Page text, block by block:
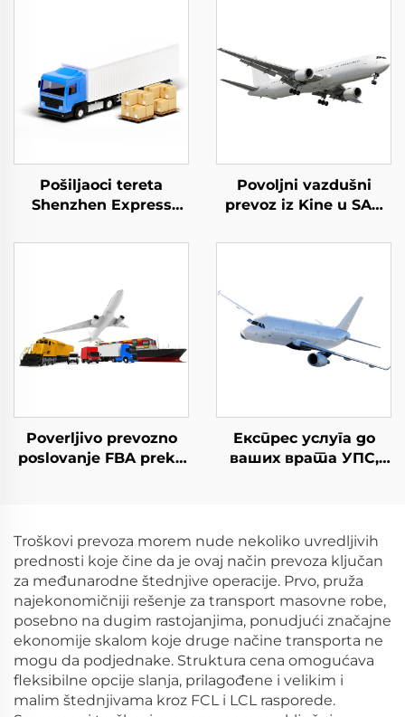
Pošiljaoci tereta
Shenzhen Express
Express Dhl Express
Povoljni vazdušni
prevoz iz Kine u SAD
vazdušni Express
Poverljivo prevozno
poslovanje FBA preko
Kanadu, brza carinska
čistnja
Експрес услуга до
ваших врата УПС,
Troškovi prevoza morem nude nekoliko uvredljivih
prednosti koje čine da je ovaj način prevoza ključan
za međunarodne štednjive operacije. Prvo, pruža
najekonomičniji rešenje za transport masovne robe,
posebno na dugim rastojanjima, ponudjući značajne
ekonomije skalom koje druge načine transporta ne
mogu da podjednake. Struktura cena omogućava
fleksibilne opcije slanja, prilagođene i velikim i
malim štednjivama kroz FCL i LCL rasporede.